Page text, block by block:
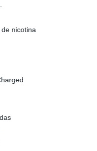
nicotina